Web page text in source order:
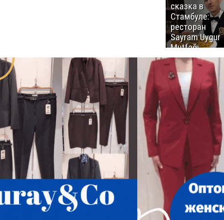
сказка в
Стамбуле:
ресторан
Sayram Uygur
Mutfağı